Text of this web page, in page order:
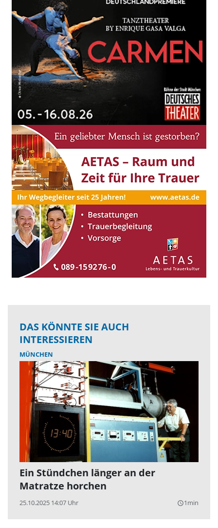
DAS KÖNNTE SIE AUCH
INTERESSIEREN
MÜNCHEN
Ein Stündchen länger an der
Matratze horchen
25.10.2025 14:07 Uhr query_builder1min